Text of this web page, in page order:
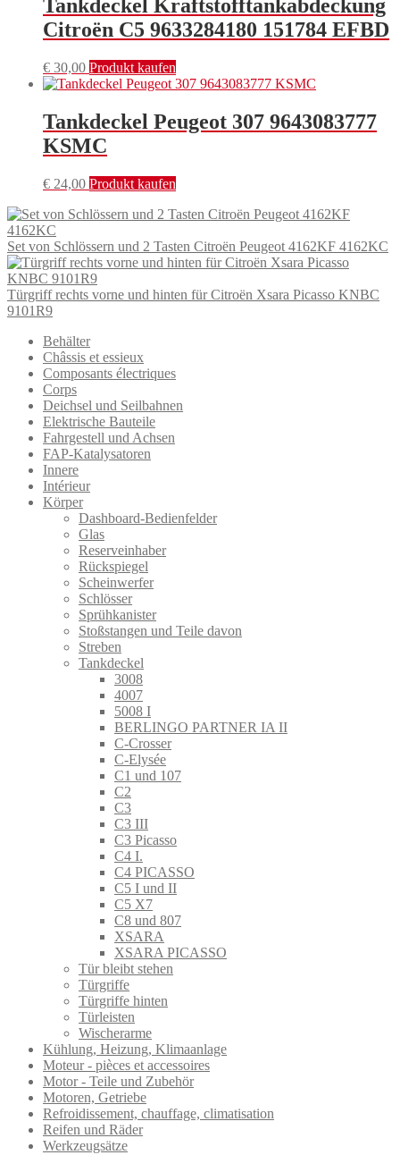
Tankdeckel Kraftstofftankabdeckung
Citroën C5 9633284180 151784 EFBD
€ 30,00 Produkt kaufen
Tankdeckel Peugeot 307 9643083777
KSMC
€ 24,00 Produkt kaufen
Set von Schlössern und 2 Tasten Citroën Peugeot 4162KF 4162KC
Türgriff rechts vorne und hinten für Citroën Xsara Picasso KNBC
9101R9
Behälter
Châssis et essieux
Composants électriques
Corps
Deichsel und Seilbahnen
Elektrische Bauteile
Fahrgestell und Achsen
FAP-Katalysatoren
Innere
Intérieur
Körper
Dashboard-Bedienfelder
Glas
Reserveinhaber
Rückspiegel
Scheinwerfer
Schlösser
Sprühkanister
Stoßstangen und Teile davon
Streben
Tankdeckel
3008
4007
5008 I
BERLINGO PARTNER IA II
C-Crosser
C-Elysée
C1 und 107
C2
C3
C3 III
C3 Picasso
C4 I.
C4 PICASSO
C5 I und II
C5 X7
C8 und 807
XSARA
XSARA PICASSO
Tür bleibt stehen
Türgriffe
Türgriffe hinten
Türleisten
Wischerarme
Kühlung, Heizung, Klimaanlage
Moteur - pièces et accessoires
Motor - Teile und Zubehör
Motoren, Getriebe
Refroidissement, chauffage, climatisation
Reifen und Räder
Werkzeugsätze